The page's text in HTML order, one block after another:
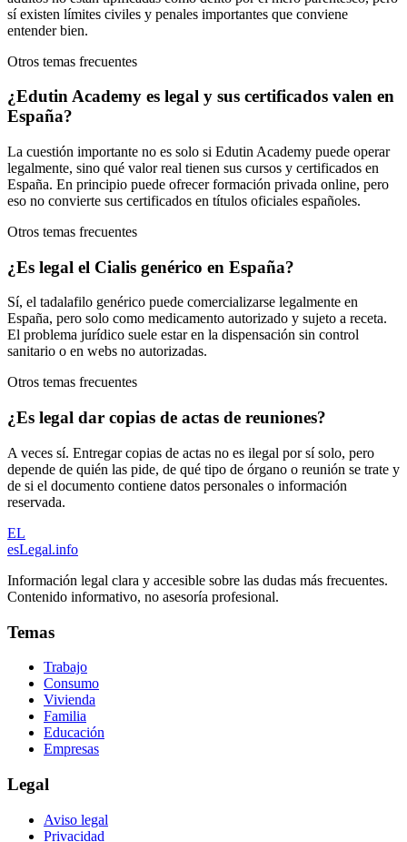
sí existen límites civiles y penales importantes que conviene
entender bien.
Otros temas frecuentes
¿Edutin Academy es legal y sus certificados valen en
España?
La cuestión importante no es solo si Edutin Academy puede operar
legalmente, sino qué valor real tienen sus cursos y certificados en
España. En principio puede ofrecer formación privada online, pero
eso no convierte sus certificados en títulos oficiales españoles.
Otros temas frecuentes
¿Es legal el Cialis genérico en España?
Sí, el tadalafilo genérico puede comercializarse legalmente en
España, pero solo como medicamento autorizado y sujeto a receta.
El problema jurídico suele estar en la dispensación sin control
sanitario o en webs no autorizadas.
Otros temas frecuentes
¿Es legal dar copias de actas de reuniones?
A veces sí. Entregar copias de actas no es ilegal por sí solo, pero
depende de quién las pide, de qué tipo de órgano o reunión se trate y
de si el documento contiene datos personales o información
reservada.
EL
esLegal.info
Información legal clara y accesible sobre las dudas más frecuentes.
Contenido informativo, no asesoría profesional.
Temas
Trabajo
Consumo
Vivienda
Familia
Educación
Empresas
Legal
Aviso legal
Privacidad